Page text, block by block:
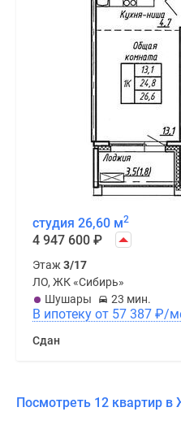
студия 26,60 м2
4 947 600 ₽
Этаж3/17
ЛО, ЖК «Сибирь»
Шушары
23 мин.
В ипотеку от 57 387 ₽/
Сдан
Посмотреть 12 квартир в